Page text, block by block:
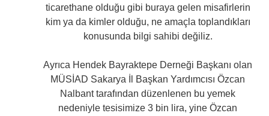
ticarethane olduğu gibi buraya gelen misafirlerin
kim ya da kimler olduğu, ne amaçla toplandıkları
konusunda bilgi sahibi değiliz.
Ayrıca Hendek Bayraktepe Derneği Başkanı olan
MÜSİAD Sakarya İl Başkan Yardımcısı Özcan
Nalbant tarafından düzenlenen bu yemek
nedeniyle tesisimize 3 bin lira, yine Özcan